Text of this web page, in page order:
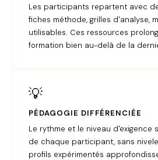
Les participants repartent avec
fiches méthode, grilles d'analyse,
utilisables. Ces ressources
formation bien au-delà de la
💡
PÉDAGOGIE DIFFÉRENCIÉE
Le rythme et le niveau d'exigence
de chaque participant, sans
profils expérimentés